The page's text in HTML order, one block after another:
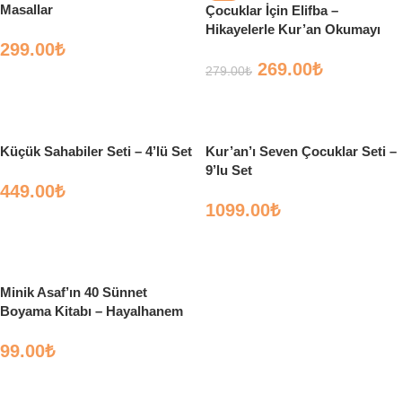
Masallar
299.00₺
Çocuklar İçin Elifba –
Hikayelerle Kur’an Okumayı
279.00₺ 269.00₺
Küçük Sahabiler Seti – 4’lü Set
449.00₺
Kur’an’ı Seven Çocuklar Seti –
9’lu Set
1099.00₺
Minik Asaf’ın 40 Sünnet
Boyama Kitabı – Hayalhanem
99.00₺